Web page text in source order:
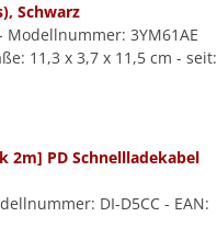
Schwarz
Modellnummer: 3YM61AE
11,3 x 3,7 x 11,5 cm - seit:
2m] PD Schnellladekabel
DI-D5CC - EAN: